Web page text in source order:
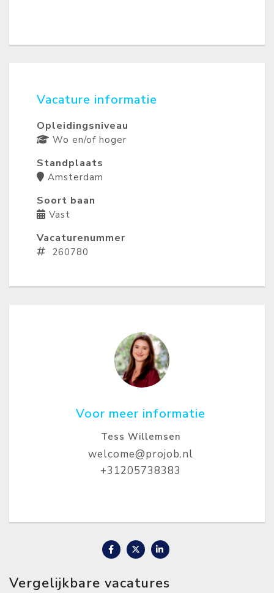
Vacature informatie
Opleidingsniveau
Wo en/of hoger
Standplaats
Amsterdam
Soort baan
Vast
Vacaturenummer
260780
Voor meer informatie
Tess Willemsen
welcome@projob.nl
+31205738383
Vergelijkbare vacatures